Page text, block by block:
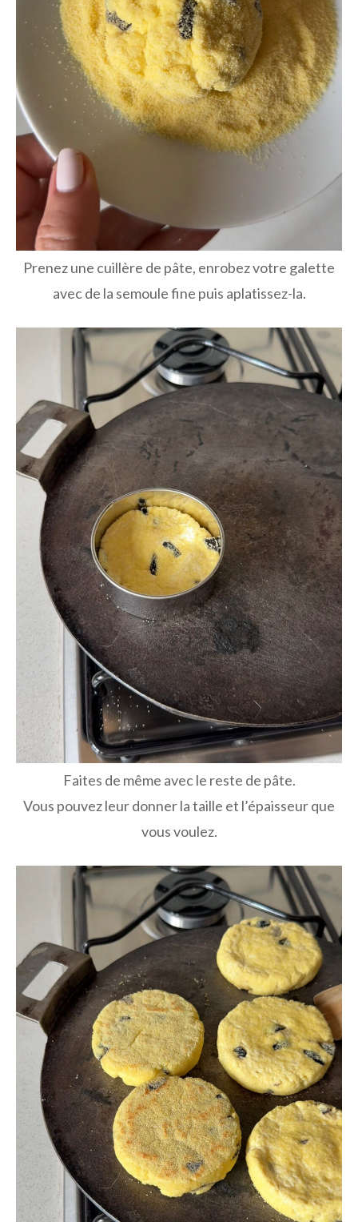
Prenez une cuillère de pâte, enrobez votre galette
avec de la semoule fine puis aplatissez-la.
Faites de même avec le reste de pâte.
Vous pouvez leur donner la taille et l’épaisseur que
vous voulez.